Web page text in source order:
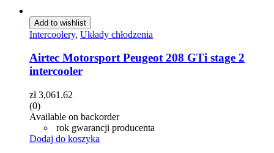
Add to wishlist
Intercoolery, Układy chłodzenia
Airtec Motorsport Peugeot 208 GTi stage 2
intercooler
zł3,061.62
(0)
Available on backorder
rok gwarancji producenta
Dodaj do koszyka